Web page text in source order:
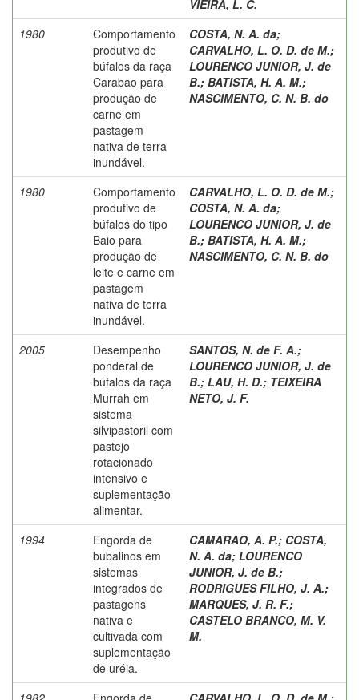
VIEIRA, L. C.
1980
Comportamento
produtivo de
búfalos da raça
Carabao para
produção de
carne em
pastagem
nativa de terra
inundável.
COSTA, N. A. da;
CARVALHO, L. O. D. de M.;
LOURENCO JUNIOR, J. de
B.; BATISTA, H. A. M.;
NASCIMENTO, C. N. B. do
1980
Comportamento
produtivo de
búfalos do tipo
Baio para
produção de
leite e carne em
pastagem
nativa de terra
inundável.
CARVALHO, L. O. D. de M.;
COSTA, N. A. da;
LOURENCO JUNIOR, J. de
B.; BATISTA, H. A. M.;
NASCIMENTO, C. N. B. do
2005
Desempenho
ponderal de
búfalos da raça
Murrah em
sistema
silvipastoril com
pastejo
rotacionado
intensivo e
suplementação
alimentar.
SANTOS, N. de F. A.;
LOURENCO JUNIOR, J. de
B.; LAU, H. D.; TEIXEIRA
NETO, J. F.
1994
Engorda de
bubalinos em
sistemas
integrados de
pastagens
nativa e
cultivada com
suplementação
de uréia.
CAMARAO, A. P.; COSTA,
N. A. da; LOURENCO
JUNIOR, J. de B.;
RODRIGUES FILHO, J. A.;
MARQUES, J. R. F.;
CASTELO BRANCO, M. V.
M.